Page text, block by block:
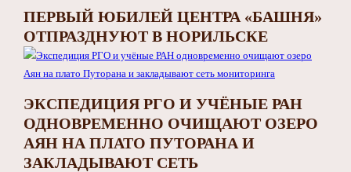
ПЕРВЫЙ ЮБИЛЕЙ ЦЕНТРА «БАШНЯ»
ОТПРАЗДНУЮТ В НОРИЛЬСКЕ
ЭКСПЕДИЦИЯ РГО И УЧЁНЫЕ РАН
ОДНОВРЕМЕННО ОЧИЩАЮТ ОЗЕРО
АЯН НА ПЛАТО ПУТОРАНА И
ЗАКЛАДЫВАЮТ СЕТЬ